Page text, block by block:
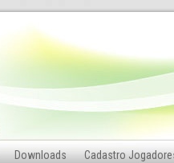
Downloads Cadastro